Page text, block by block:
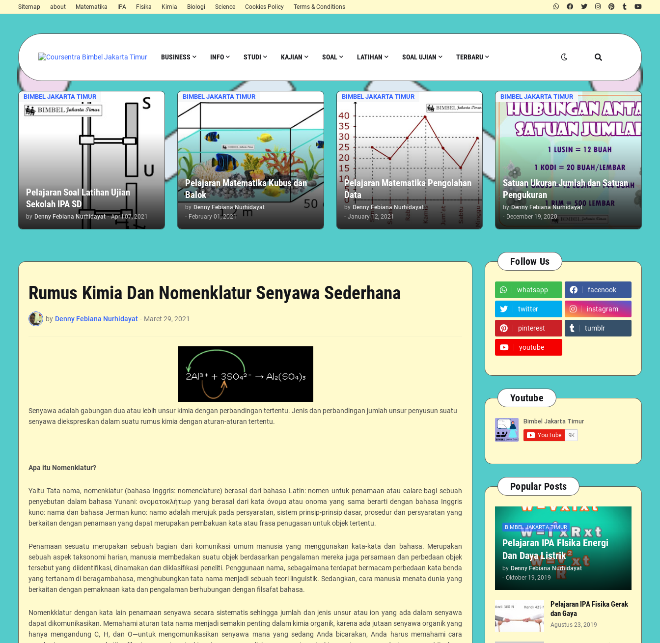
Sitemap about Matematika IPA Fisika Kimia Biologi Science Cookies Policy Terms & Conditions
BUSINESS INFO STUDI KAJIAN SOAL LATIHAN SOAL UJIAN TERBARU
BIMBEL JAKARTA TIMUR
Pelajaran Soal Latihan Ujian
Sekolah IPA SD
by Denny Febiana Nurhidayat - April 07, 2021
BIMBEL JAKARTA TIMUR
Pelajaran Matematika Kubus dan
Balok
by Denny Febiana Nurhidayat
- February 01, 2021
BIMBEL JAKARTA TIMUR
Pelajaran Matematika Pengolahan
Data
by Denny Febiana Nurhidayat
- January 12, 2021
BIMBEL JAKARTA TIMUR
Satuan Ukuran Jumlah dan Satuan
Pengukuran
by Denny Febiana Nurhidayat
- December 19, 2020
Rumus Kimia Dan Nomenklatur Senyawa Sederhana
by Denny Febiana Nurhidayat - Maret 29, 2021
Senyawa adalah gabungan dua atau lebih unsur kimia dengan perbandingan tertentu. Jenis dan perbandingan jumlah unsur penyusun suatu
senyawa diekspresikan dalam suatu rumus kimia dengan aturan-aturan tertentu.
Apa itu Nomenklatur?
Yaitu Tata nama, nomenklatur (bahasa Inggris: nomenclature) berasal dari bahasa Latin: nomen untuk penamaan atau calare bagi sebuah
penyebutan dalam bahasa Yunani: ονοματοκλήτωρ yang berasal dari kata όνομα atau onoma yang sama berarti dengan bahasa Inggris
kuno: nama dan bahasa Jerman kuno: namo adalah merujuk pada persyaratan, sistem prinsip-prinsip dasar, prosedur dan persyaratan yang
berkaitan dengan penamaan yang dapat merupakan pembakuan kata atau frasa penugasan untuk objek tertentu.
Penamaan sesuatu merupakan sebuah bagian dari komunikasi umum manusia yang menggunakan kata-kata dan bahasa. Merupakan
sebuah aspek taksonomi harian, manusia membedakan suatu objek berdasarkan pengalaman mereka juga persamaan dan perbedaan objek
tersebut yang diidentifikasi, dinamakan dan diklasifikasi peneliti. Penggunaan nama, sebagaimana terdapat bermacam perbedaan kata benda
yang tertanam di beragambahasa, menghubungkan tata nama menjadi sebuah teori linguistik. Sedangkan, cara manusia menata dunia yang
berkaitan dengan pemaknaan kata dan pengalaman berhubungan dengan filsafat bahasa.
Nomenkklatur dengan kata lain penamaan senyawa secara sistematis sehingga jumlah dan jenis unsur atau ion yang ada dalam senyawa
dapat dikomunikasikan. Memahami aturan tata nama menjadi semakin penting dalam kimia organik, karena ada jutaan senyawa organik yang
hanya mengandung C, H, dan O—untuk mengomunikasikan senyawa mana yang sedang Anda bicarakan, Anda harus memahami cara
Follow Us
whatsapp facenook
twitter instagram
pinterest tumblr
youtube
Youtube
Popular Posts
BIMBEL JAKARTA TIMUR
Pelajaran IPA FIsika Energi
Dan Daya Listrik
by Denny Febiana Nurhidayat
- Oktober 19, 2019
Pelajaran IPA Fisika Gerak
dan Gaya
Agustus 23, 2019